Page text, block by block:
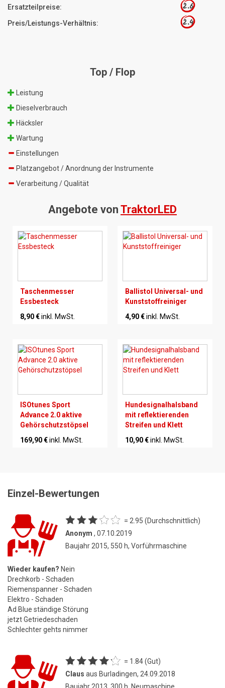
Ersatzteilpreise: 2.6
Preis/Leistungs-Verhältnis: 2.4
Top / Flop
Leistung
Dieselverbrauch
Häcksler
Wartung
Einstellungen
Platzangebot / Anordnung der Instrumente
Verarbeitung / Qualität
Angebote von TraktorLED
Taschenmesser
Essbesteck
8,90 €inkl. MwSt.
Ballistol Universal- und
Kunststoffreiniger
4,90 €inkl. MwSt.
ISOtunes Sport
Advance 2.0 aktive
Gehörschutzstöpsel
169,90 €inkl. MwSt.
Hundesignalhalsband
mit reflektierenden
Streifen und Klett
10,90 €inkl. MwSt.
Einzel-Bewertungen
= 2.95 (Durchschnittlich)
Anonym , 07.10.2019
Baujahr 2015, 550 h, Vorführmaschine
Wieder kaufen? Nein
Drechkorb - Schaden
Riemenspanner - Schaden
Elektro - Schaden
Ad Blue ständige Störung
jetzt Getriedeschaden
Schlechter gehts nimmer
= 1.84 (Gut)
Claus aus Burladingen, 24.09.2018